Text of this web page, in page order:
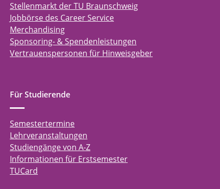
Stellenmarkt der TU Braunschweig
Jobbörse des Career Service
Merchandising
Sponsoring- & Spendenleistungen
Vertrauenspersonen für Hinweisgeber
Für Studierende
Semestertermine
Lehrveranstaltungen
Studiengänge von A-Z
Informationen für Erstsemester
TUCard